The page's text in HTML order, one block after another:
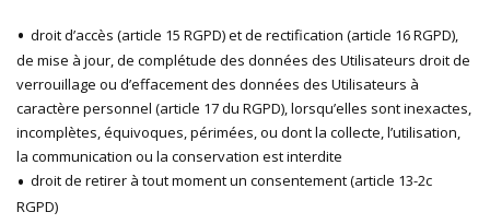
droit d’accès (article 15 RGPD) et de rectification (article 16 RGPD),
de mise à jour, de complétude des données des Utilisateurs droit de
verrouillage ou d’effacement des données des Utilisateurs à
caractère personnel (article 17 du RGPD), lorsqu’elles sont inexactes,
incomplètes, équivoques, périmées, ou dont la collecte, l’utilisation,
la communication ou la conservation est interdite
droit de retirer à tout moment un consentement (article 13-2c
RGPD)